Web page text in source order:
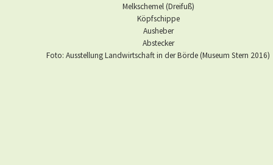
Melkschemel (Dreifuß)
Köpfschippe
Ausheber
Abstecker
Foto: Ausstellung Landwirtschaft in der Börde (Museum Stern 2016)